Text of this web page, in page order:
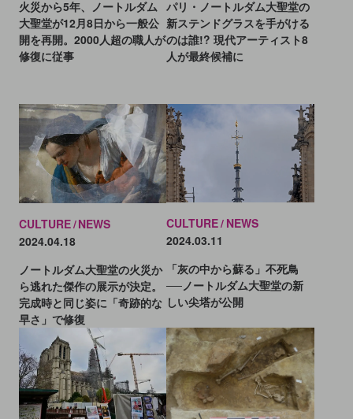
火災から5年、ノートルダム
大聖堂が12月8日から一般公
開を再開。2000人超の職人が
修復に従事
パリ・ノートルダム大聖堂の
新ステンドグラスを手がける
のは誰!? 現代アーティスト8
人が最終候補に
CULTURE NEWS
2024.04.18
ノートルダム大聖堂の火災か
ら逃れた傑作の展示が決定。
完成時と同じ姿に「奇跡的な
早さ」で修復
CULTURE NEWS
2024.03.11
「灰の中から蘇る」不死鳥
──ノートルダム大聖堂の新
しい尖塔が公開